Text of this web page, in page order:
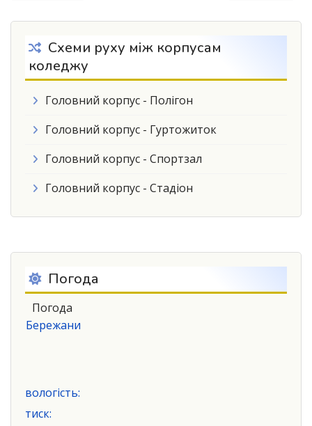
Схеми руху між корпусам
коледжу
Головний корпус - Полігон
Головний корпус - Гуртожиток
Головний корпус - Спортзал
Головний корпус - Стадіон
Погода
Погода
Бережани
вологість:
тиск: